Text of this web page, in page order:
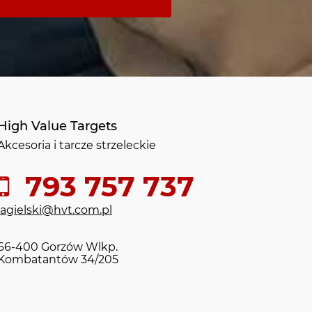
Value Targets
i tarcze strzeleckie
793 757 737
400 Gorzów Wlkp.
34/205